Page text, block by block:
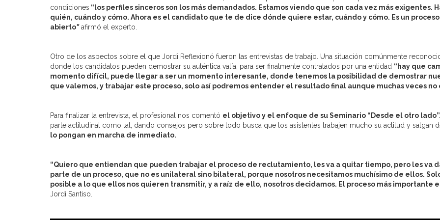
condiciones “los perfiles sinceros son los más demandados. Estamos viendo que son cada vez más exigentes.
quién, cuándo y cómo. Ahora es el candidato que te de dice dónde quiere estar, cuándo y cómo. Es un
abierto”afirmó el experto.
Otro de los aspectos sobre el que Jordi Reflexionó fueron las entrevistas de trabajo. Una situación comúnmente
donde los candidatos pueden demostrar su auténtica valía, para ser finalmente contratados por una entidad “hay que
momento difícil, puede llegar a ser un momento interesante, donde tenemos la posibilidad de demostrar
que valemos, y trabajar este proceso, solo así podremos entender el resultado final aunque muchas veces no
Para finalizar la entrevista, el profesional nos comentó el objetivo y el enfoque de su Seminario “Desde el otro
parte actitudinal como tal, dando consejos pero sobre todo busca que los asistentes trabajen mucho su actitud y salgan
lo pongan en marcha de inmediato.
“Quiero que entiendan que pueden trabajar el proceso de reclutamiento, les va a quitar tiempo, pero les va
parte de un proceso, que no es unilateral sino bilateral, porque nosotros necesitamos muchísimo de ellos.
posible a lo que ellos nos quieren transmitir, y a raíz de ello, nosotros decidamos. El proceso más importante
Jordi Santiso.